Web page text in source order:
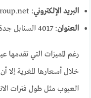
البريد الإلكتروني: APC.info@andalusiagroup.net.
العنوان: 4017 السنابل جدة 22434.
رغم المميزات التي تقدمها
خلال أسعارها المغرية
العيوب مثل طول فترات